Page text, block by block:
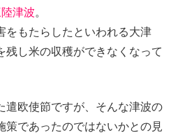
津波。
をもたらしたといわれる大津
残し米の収穫ができなくなって
遣欧使節ですが、そんな津波の
策であったのではないかとの見